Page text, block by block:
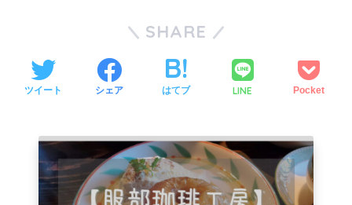
SHARE
ツイート シェア はてブ LINE Pocket